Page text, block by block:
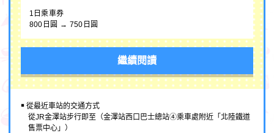
1日乘車券
800日圓 → 750日圓
繼續閱讀
￭ 從最近車站的交通方式
從JR金澤站步行即至（金澤站西口巴士總站④乘車處附近「北陸鐵道
售票中心」）